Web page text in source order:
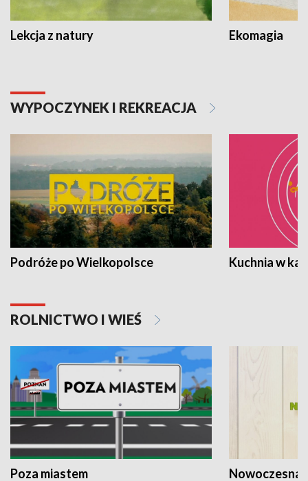
Lekcja z natury Ekomagia
WYPOCZYNEK I REKREACJA
Podróże po Wielkopolsce Kuchnia w
ROLNICTWO I WIEŚ
Poza miastem Nowoczesna